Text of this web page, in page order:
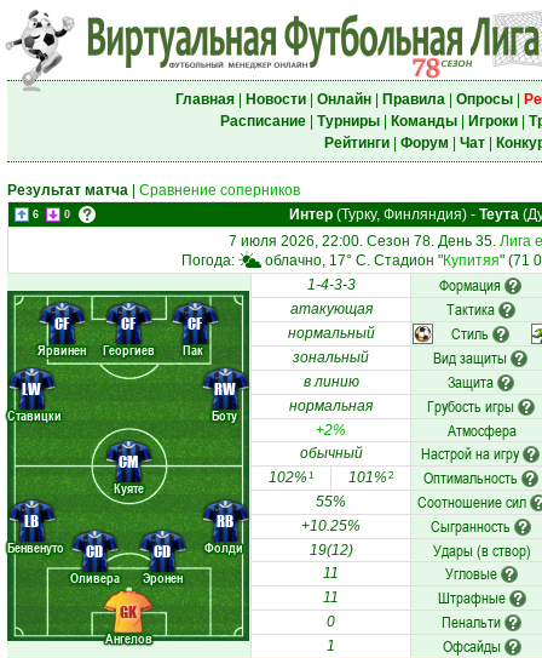
Главная| Новости| Онлайн| Правила| Опросы|
Расписание| Турниры| Команды| Игроки|
Рейтинги| Форум Чат|
Результат матча Сравнение соперников
6 0 Интер (Турку, Финляндия) - Теута
7 июля 2026, 22:00. Сезон 78. День 35. Лига
Погода:
облачно, 17° C. Стадион "Купитяя" (71
Ангелов
Бенвенуто
Оливера
Эронен
Фолди
Ставицки
Куяте
Боту
Ярвинен Георгиев Пак
GK
LB
CD
CD
RB
LW
CM
RW
CF CF CF
1-4-3-3 Формация
атакующая Тактика
нормальный Стиль
зональный Вид защиты
в линию Защита
нормальная Грубость игры
+2% Атмосфера
обычный Настрой на игру
102%1 101%2 Оптимальность
55% Соотношение сил
+10.25% Сыгранность
19(12) Удары (в створ)
11 Угловые
11 Штрафные
0 Пенальти
1 Офсайды